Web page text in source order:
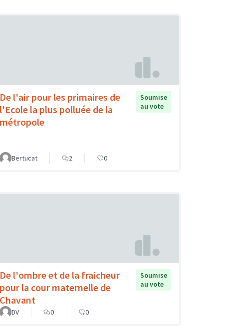
De l'air pour les primaires de
l'Ecole la plus polluée de la
métropole
Soumise
au vote
Bertucat 2 0
De l'ombre et de la fraicheur
pour la cour maternelle de
Chavant
Soumise
au vote
DV 0 0